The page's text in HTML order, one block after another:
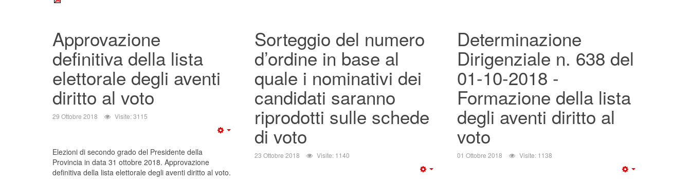
Approvazione
definitiva della lista
elettorale degli aventi
diritto al voto
29 Ottobre 2018 Visite: 3115
Elezioni di secondo grado del Presidente della
Provincia in data 31 ottobre 2018. Approvazione
definitiva della lista elettorale degli aventi diritto al voto.
Sorteggio del numero
d’ordine in base al
quale i nominativi dei
candidati saranno
riprodotti sulle schede
di voto
23 Ottobre 2018 Visite: 1140
Determinazione
Dirigenziale n. 638 del
01-10-2018 -
Formazione della lista
degli aventi diritto al
voto
01 Ottobre 2018 Visite: 1138